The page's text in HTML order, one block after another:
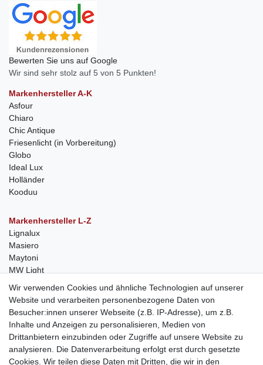
Bewerten Sie uns auf Google
Wir sind sehr stolz auf 5 von 5 Punkten!
Markenhersteller A-K
Asfour
Chiaro
Chic Antique
Friesenlicht (in Vorbereitung)
Globo
Ideal Lux
Holländer
Kooduu
Markenhersteller L-Z
Lignalux
Masiero
Maytoni
MW Light
Anfragen von Herstellern
Sie sind Lampen-Hersteller und suchen einen Vertriebspartner in
der Schweiz?
Wir verwenden Cookies und ähnliche Technologien auf unserer
Website und verarbeiten personenbezogene Daten von
Besucher:innen unserer Webseite (z.B. IP-Adresse), um z.B.
Inhalte und Anzeigen zu personalisieren, Medien von
Drittanbietern einzubinden oder Zugriffe auf unsere Website zu
analysieren. Die Datenverarbeitung erfolgt erst durch gesetzte
Cookies. Wir teilen diese Daten mit Dritten, die wir in den